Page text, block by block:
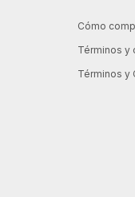
Cómo
Términos y
Términos y